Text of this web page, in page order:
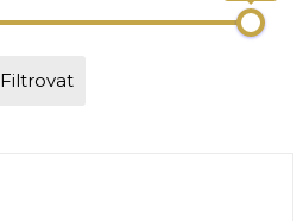
Filtrovat